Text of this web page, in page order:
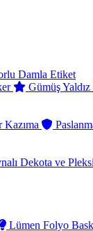
Damla Etiket
Gümüş
Kazıma
Dekota ve
Lümen Folyo